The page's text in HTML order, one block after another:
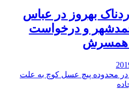
بهروز در عباس
و درخواست
همسرش